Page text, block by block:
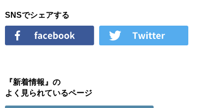
SNSでシェアする
『新着情報』の
よく見られているページ